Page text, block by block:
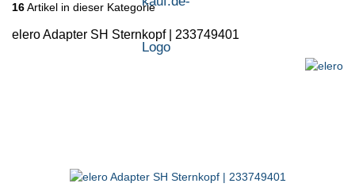
16Artikel in dieser Kategorie
elero Adapter SH Sternkopf | 233749401